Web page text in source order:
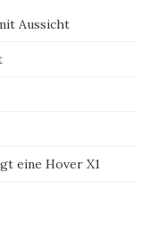
Aussicht
eine Hover X1